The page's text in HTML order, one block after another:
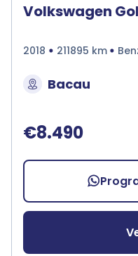
Volkswagen
2018 211895 km
Bacau
€8.490